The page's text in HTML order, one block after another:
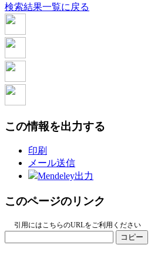
検索結果一覧に戻る
この情報を出力する
印刷
メール送信
Mendeley出力
このページのリンク
引用にはこちらのURLをご利用ください
コピー